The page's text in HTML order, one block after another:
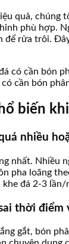
quả, chúng
phù hợp.
rửa trôi.
có cần bón
biến
nhiều
nhất. Nhiều
pha loãng
đá 2-3
thời điểm
gắt, bón